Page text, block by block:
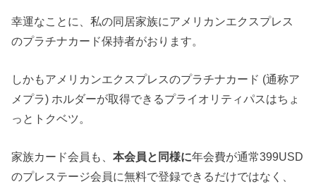
幸運なことに、私の同居家族にアメリカンエクスプレス
のプラチナカード保持者がおります。
しかもアメリカンエクスプレスのプラチナカード (通称ア
メプラ) ホルダーが取得できるプライオリティパスはちょ
っとトクベツ。
家族カード会員も、本会員と同様に年会費が通常399USD
のプレステージ会員に無料で登録できるだけではなく、